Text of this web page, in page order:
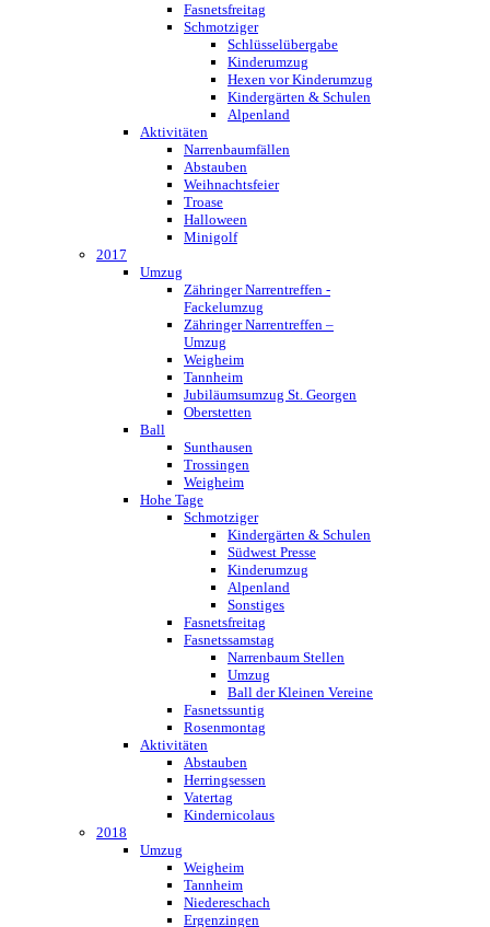
Fasnetsfreitag
Schmotziger
Schlüsselübergabe
Kinderumzug
Hexen vor Kinderumzug
Kindergärten & Schulen
Alpenland
Aktivitäten
Narrenbaumfällen
Abstauben
Weihnachtsfeier
Troase
Halloween
Minigolf
2017
Umzug
Zähringer Narrentreffen -
Fackelumzug
Zähringer Narrentreffen –
Umzug
Weigheim
Tannheim
Jubiläumsumzug St. Georgen
Oberstetten
Ball
Sunthausen
Trossingen
Weigheim
Hohe Tage
Schmotziger
Kindergärten & Schulen
Südwest Presse
Kinderumzug
Alpenland
Sonstiges
Fasnetsfreitag
Fasnetssamstag
Narrenbaum Stellen
Umzug
Ball der Kleinen Vereine
Fasnetssuntig
Rosenmontag
Aktivitäten
Abstauben
Herringsessen
Vatertag
Kindernicolaus
2018
Umzug
Weigheim
Tannheim
Niedereschach
Ergenzingen